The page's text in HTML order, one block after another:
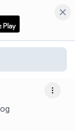
Flere